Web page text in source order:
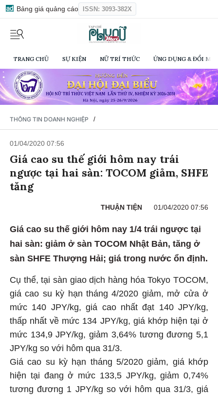
Bảng giá quảng cáo ISSN: 3093-382X
TRANG CHỦ SỰ KIỆN NỮ TRÍ THỨC ỨNG DỤNG & ĐỔI
THÔNG TIN DOANH NGHIỆP /
01/04/2020 07:56
Giá cao su thế giới hôm nay trái
ngược tại hai sàn: TOCOM giảm, SHFE
tăng
THUẬN TIỆN 01/04/2020 07:56
Giá cao su thế giới hôm nay 1/4 trái ngược tại
hai sàn: giảm ở sàn TOCOM Nhật Bản, tăng ở
sàn SHFE Thượng Hải; giá trong nước ổn định.
Cụ thể, tại sàn giao dịch hàng hóa Tokyo TOCOM,
giá cao su kỳ hạn tháng 4/2020 giảm, mở cửa ở
mức 140 JPY/kg, giá cao nhất đạt 140 JPY/kg,
thấp nhất về mức 134 JPY/kg, giá khớp hiện tại ở
mức 134,9 JPY/kg, giảm 3,64% tương đương 5,1
JPY/kg so với hôm qua 31/3.
Giá cao su kỳ hạn tháng 5/2020 giảm, giá khớp
hiện tại đang ở mức 133,5 JPY/kg, giảm 0,74%
tương đương 1 JPY/kg so với hôm qua 31/3, giá